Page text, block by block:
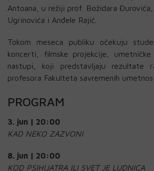
Antoana, u režiji prof. Božidara
Ugrinovića i Anđele Rajić.
Tokom meseca publiku očekuju
koncerti, filmske projekcije,
nastupi, koji predstavljaju rezultate
profesora Fakulteta savremenih
PROGRAM
3. jun | 20:00
KAD NEKO ZAZVONI
8. jun | 20:00
KOD PSIHIJATRA ILI SVET JE LUDNICA